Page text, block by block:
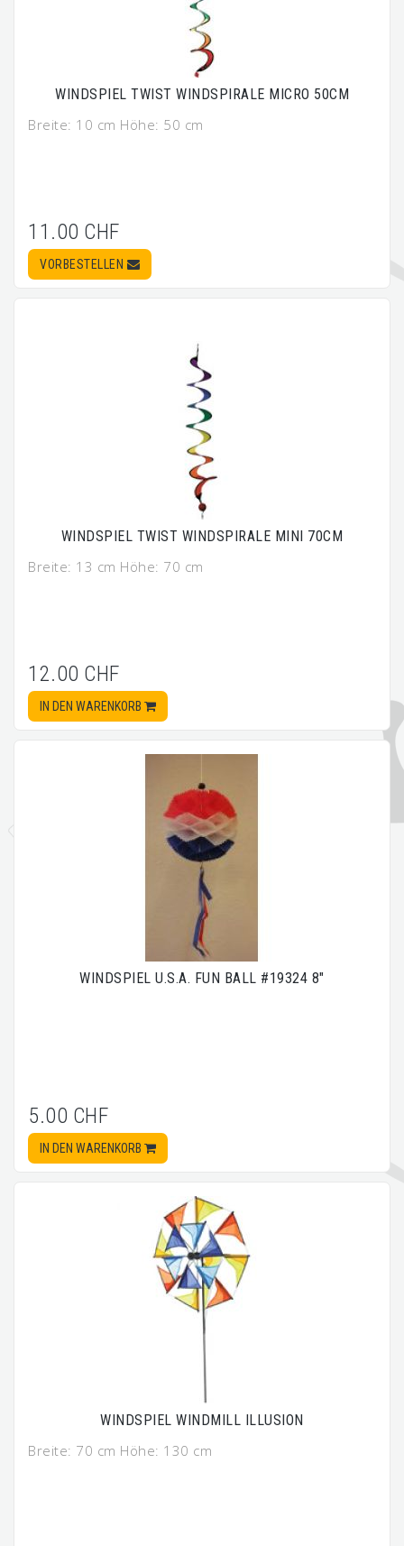
WINDSPIEL TWIST WINDSPIRALE MICRO 50CM
Breite: 10 cm Höhe: 50 cm
11.00 CHF
VORBESTELLEN
WINDSPIEL TWIST WINDSPIRALE MINI 70CM
Breite: 13 cm Höhe: 70 cm
12.00 CHF
IN DEN WARENKORB
WINDSPIEL U.S.A. FUN BALL #19324 8"
5.00 CHF
IN DEN WARENKORB
WINDSPIEL WINDMILL ILLUSION
Breite: 70 cm Höhe: 130 cm